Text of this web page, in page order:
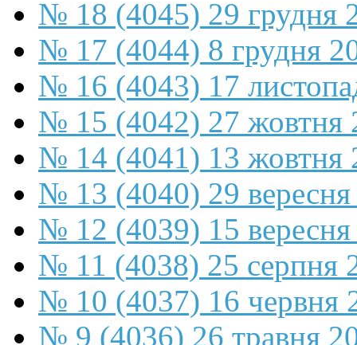
№ 18 (4045) 29 грудня
№ 17 (4044) 8 грудня
№ 16 (4043) 17
№ 15 (4042) 27 жовтня
№ 14 (4041) 13 жовтня
№ 13 (4040) 29
№ 12 (4039) 15
№ 11 (4038) 25 серпня
№ 10 (4037) 16 червня
№ 9 (4036) 26 травня